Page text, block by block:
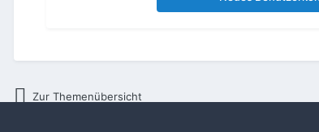
Zur Themenübersicht